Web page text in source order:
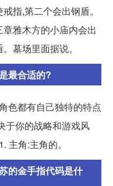
指,第二个会出钢盾。
雅木方的小庙内会出
墓场里面据说。
最合适的?
色都有自己独特的特点
于你的战略和游戏风
主角:主角的。
的金手指代码是什